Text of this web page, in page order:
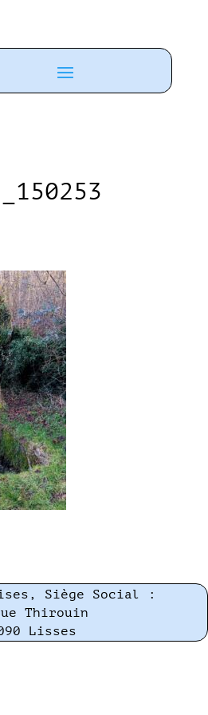
Siège Social :
Thirouin
Lisses